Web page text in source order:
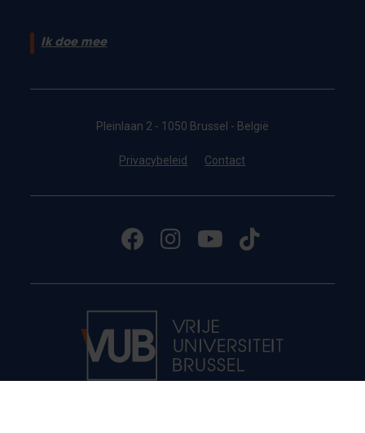
Ik doe mee
Pleinlaan 2 - 1050 Brussel - België
Privacybeleid Contact